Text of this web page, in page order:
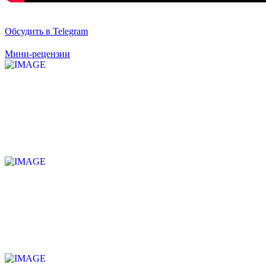
Обсудить в Telegram
Мини-рецензии